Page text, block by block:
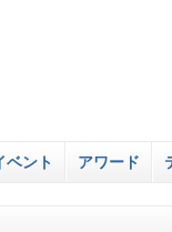
ベント アワード